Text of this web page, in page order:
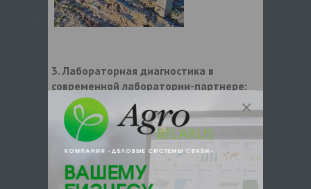
3. Лабораторная диагностика в
современной лаборатории-партнере:
→ современное оборудование и наиболее
эффективные методы анализа = точные
данные по каждому элементу;
4. Экспертные системы питания на